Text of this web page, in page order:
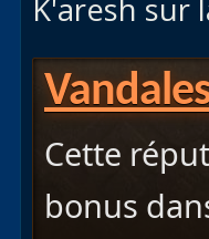
K'aresh sur
Cette
bonus